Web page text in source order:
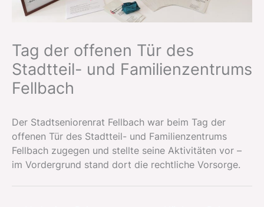
Tag der offenen Tür des
Stadtteil- und Familienzentrums
Fellbach
Der Stadtseniorenrat Fellbach war beim Tag der
offenen Tür des Stadtteil- und Familienzentrums
Fellbach zugegen und stellte seine Aktivitäten vor –
im Vordergrund stand dort die rechtliche Vorsorge.